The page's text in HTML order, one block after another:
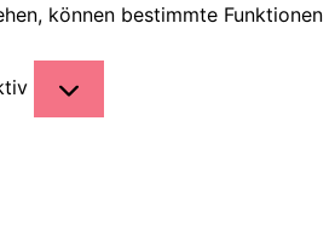
können bestimmte Funktionen